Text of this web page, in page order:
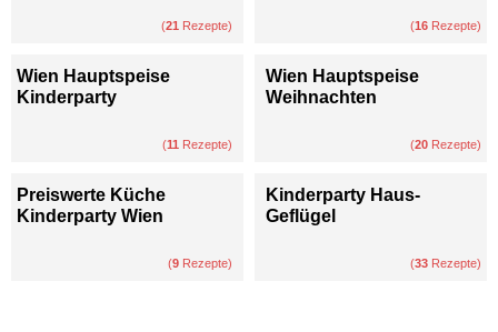
(21 Rezepte) (16 Rezepte)
Wien Hauptspeise
Kinderparty
(11 Rezepte)
Wien Hauptspeise
Weihnachten
(20 Rezepte)
Preiswerte Küche
Kinderparty Wien
(9 Rezepte)
Kinderparty Haus-
Geflügel
(33 Rezepte)